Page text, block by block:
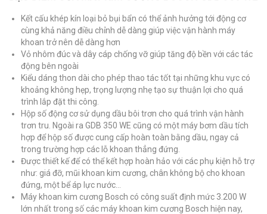
Kết cấu khép kín loại bỏ bụi bẩn có thể ảnh hưởng tới động cơ
cùng khả năng điều chỉnh dễ dàng giúp việc vận hành máy
khoan trở nên dễ dàng hơn
Vỏ nhôm đúc và dây cáp chống vỡ giúp tăng độ bền với các tác
động bên ngoài
Kiểu dáng thon dài cho phép thao tác tốt tại những khu vực có
khoảng không hẹp, trọng lượng nhẹ tạo sự thuận lợi cho quá
trình lắp đặt thi công.
Hộp số động cơ sử dụng dầu bôi trơn cho quá trình vận hành
trơn tru. Ngoài ra GDB 350 WE cũng có một máy bơm dầu tích
hợp để hộp số được cung cấp hoàn toàn bằng dầu, ngay cả
trong trường hợp các lỗ khoan thẳng đứng.
Được thiết kế để có thể kết hợp hoàn hảo với các phụ kiện hỗ trợ
như: giá đỡ, mũi khoan kim cương, chân không bộ cho khoan
đứng, một bể áp lực nước…
Máy khoan kim cương Bosch có công suất định mức 3.200 W
lớn nhất trong số các máy khoan kim cương Bosch hiện nay,